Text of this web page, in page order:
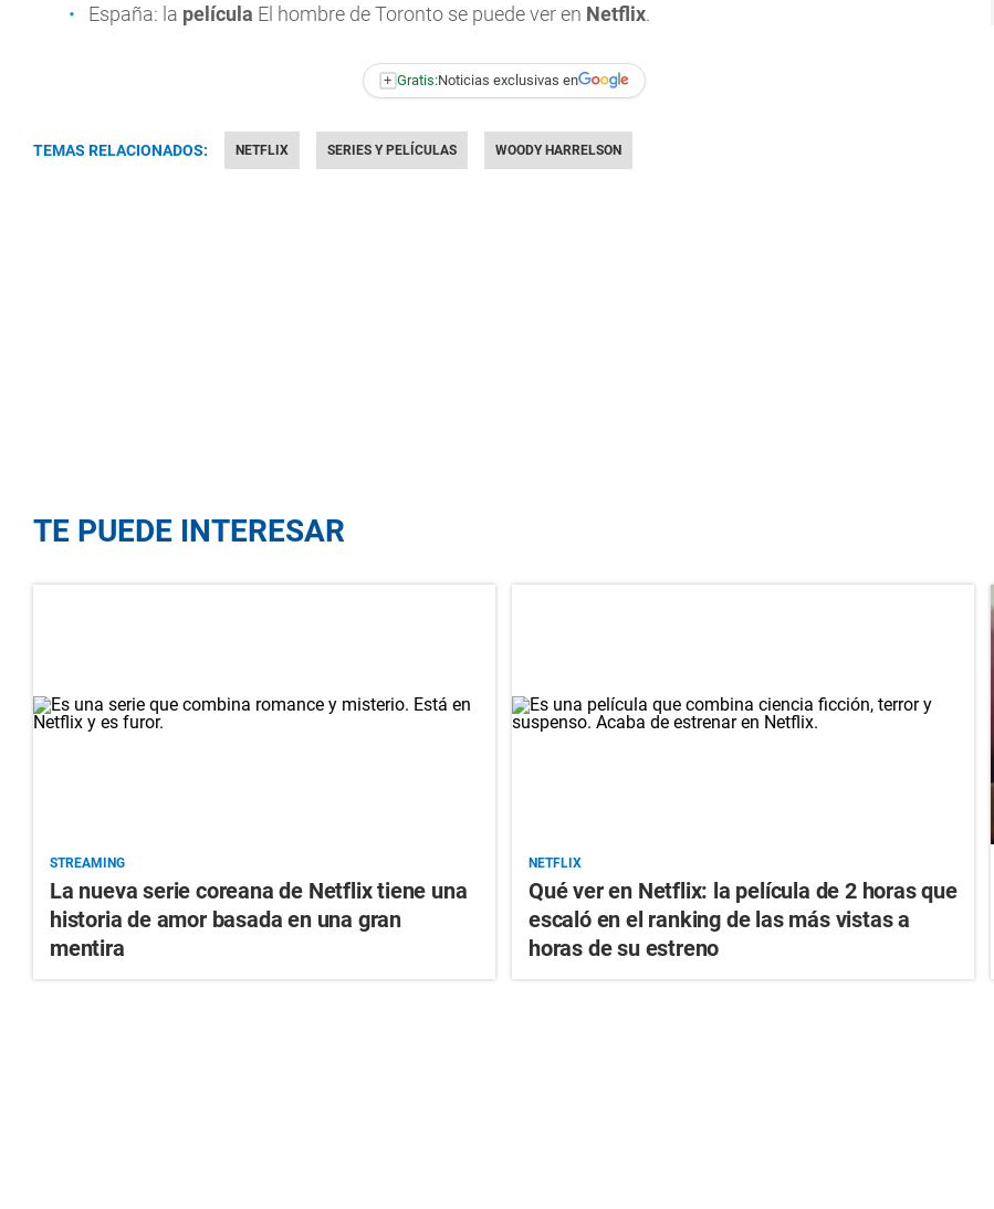
España: la película El hombre de Toronto se puede ver en Netflix.
+ Gratis:Noticias exclusivas en
TEMAS RELACIONADOS: NETFLIX SERIES Y PELÍCULAS WOODY HARRELSON
TE PUEDE INTERESAR
STREAMING
La nueva serie coreana de Netflix tiene una
historia de amor basada en una gran
mentira
NETFLIX
Qué ver en Netflix: la película de 2 horas que
escaló en el ranking de las más vistas a
horas de su estreno